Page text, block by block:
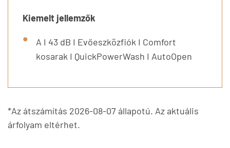
Kiemelt jellemzők
A I 43 dB I Evőeszközfiók I Comfort
kosarak I QuickPowerWash I AutoOpen
*Az átszámítás 2026-08-07 állapotú. Az aktuális
árfolyam eltérhet.